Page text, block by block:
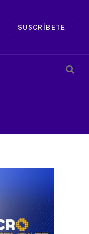
SUSCRÍBETE